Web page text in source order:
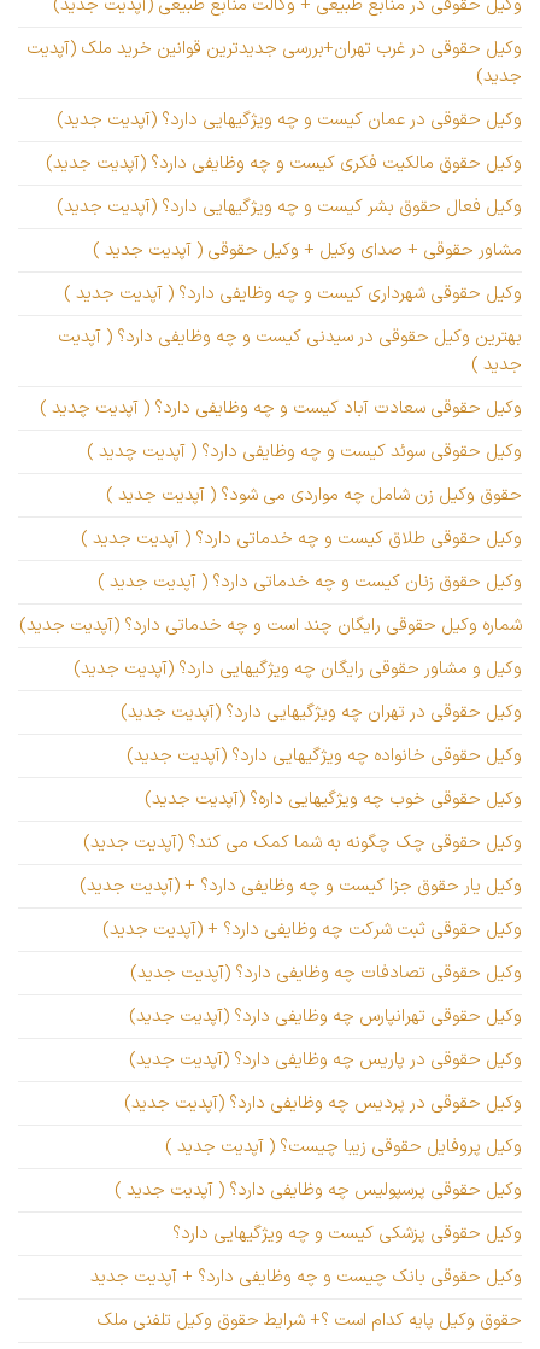
وکیل حقوقی در غرب تهران+بررسی جدیدترین قوانین خرید ملک (آپدیت
جدید)
وکیل حقوقی در عمان کیست و چه ویژگیهایی دارد؟ (آپدیت جدید)
وکیل حقوق مالکیت فکری کیست و چه وظایفی دارد؟ (آپدیت جدید)
وکیل فعال حقوق بشر کیست و چه ویژگیهایی دارد؟ (آپدیت جدید)
مشاور حقوقی + صدای وکیل + وکیل حقوقی ( آپدیت جدید )
وکیل حقوقی شهرداری کیست و چه وظایفی دارد؟ ( آپدیت جدید )
بهترین وکیل حقوقی در سیدنی کیست و چه وظایفی دارد؟ ( آپدیت
جدید )
وکیل حقوقی سعادت آباد کیست و چه وظایفی دارد؟ ( آپدیت چدید )
وکیل حقوقی سوئد کیست و چه وظایفی دارد؟ ( آپدیت چدید )
حقوق وکیل زن شامل چه مواردی می شود؟ ( آپدیت جدید )
وکیل حقوقی طلاق کیست و چه خدماتی دارد؟ ( آپدیت جدید )
وکیل حقوق زنان کیست و چه خدماتی دارد؟ ( آپدیت جدید )
شماره وکیل حقوقی رایگان چند است و چه خدماتی دارد؟ (آپدیت جدید)
وکیل و مشاور حقوقی رایگان چه ویژگیهایی دارد؟ (آپدیت جدید)
وکیل حقوقی در تهران چه ویژگیهایی دارد؟ (آپدیت جدید)
وکیل حقوقی خانواده چه ویژگیهایی دارد؟ (آپدیت جدید)
وکیل حقوقی خوب چه ویژگیهایی داره؟ (آپدیت جدید)
وکیل حقوقی چک چگونه به شما کمک می کند؟ (آپدیت جدید)
وکیل یار حقوق جزا کیست و چه وظایفی دارد؟ + (آپدیت جدید)
وکیل حقوقی ثبت شرکت چه وظایفی دارد؟ + (آپدیت جدید)
وکیل حقوقی تصادفات چه وظایفی دارد؟ (آپدیت جدید)
وکیل حقوقی تهرانپارس چه وظایفی دارد؟ (آپدیت جدید)
وکیل حقوقی در پاریس چه وظایفی دارد؟ (آپدیت جدید)
وکیل حقوقی در پردیس چه وظایفی دارد؟ (آپدیت جدید)
وکیل پروفایل حقوقی زیبا چیست؟ ( آپدیت جدید )
وکیل حقوقی پرسپولیس چه وظایفی دارد؟ ( آپدیت جدید )
وکیل حقوقی پزشکی کیست و چه ویژگیهایی دارد؟
وکیل حقوقی بانک چیست و چه وظایفی دارد؟ + آپدیت جدید
حقوق وکیل پایه کدام است ؟+ شرایط حقوق وکیل تلفنی ملک